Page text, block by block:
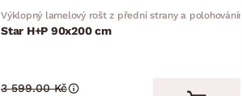
Výklopný lamelový rošt z přední strany a polohováním
Star H+P 90x200 cm
3 599.00 Kč